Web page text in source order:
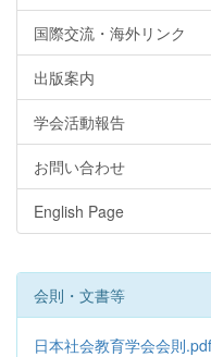
国際交流・海外リンク
出版案内
学会活動報告
お問い合わせ
English Page
会則・文書等
日本社会教育学会会則.pdf